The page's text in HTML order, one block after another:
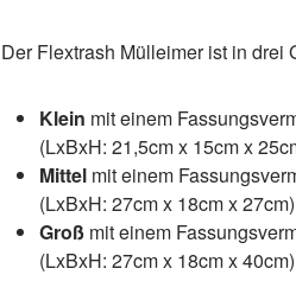
Der Flextrash Mülleimer ist in drei
Klein mit einem
(LxBxH: 21,5cm x 15cm x
Mittel mit einem
(LxBxH: 27cm x 18cm x 27cm)
Groß mit einem
(LxBxH: 27cm x 18cm x 40cm)